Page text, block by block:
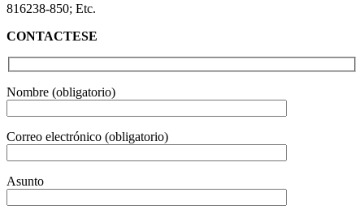
816238-850; Etc.
CONTACTESE
Nombre (obligatorio)
Correo electrónico (obligatorio)
Asunto